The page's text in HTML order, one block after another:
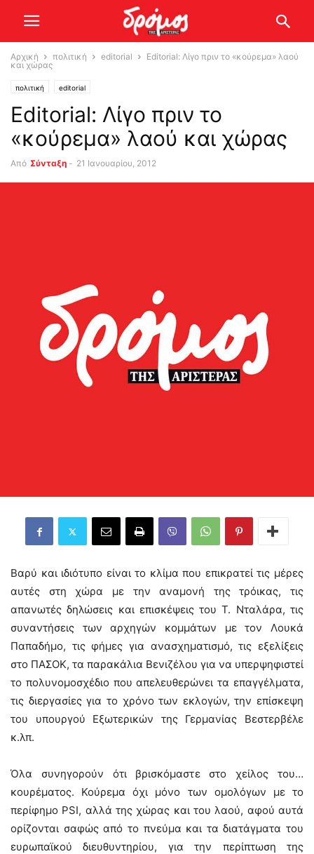
Αρχική πολιτική editorial
Editorial: Λίγο πριν το «κούρεμα» λαού
και χώρας
πολιτική editorial
Editorial: Λίγο πριν το
«κούρεμα» λαού και χώρας
Από Σύνταξη - 21 Ιανουαρίου, 2012
Βαρύ και ιδιότυπο είναι το κλίμα που επικρατεί τις μέρες
αυτές στη χώρα με την αναμονή της τρόικας, τις
απανωτές δηλώσεις και επισκέψεις του Τ. Νταλάρα, τις
συναντήσεις των αρχηγών κομμάτων με τον Λουκά
Παπαδήμο, τις φήμες για ανασχηματισμό, τις εξελίξεις
στο ΠΑΣΟΚ, τα παρακάλια Βενιζέλου για να υπερψηφιστεί
το πολυνομοσχέδιο που απελευθερώνει τα επαγγέλματα,
τις διεργασίες για το χρόνο των εκλογών, την επίσκεψη
του υπουργού Εξωτερικών της Γερμανίας Βεστερβέλε
κ.λπ.
Όλα συνηγορούν ότι βρισκόμαστε στο χείλος του…
κουρέματος. Κούρεμα όχι μόνο των ομολόγων με το
περίφημο PSI, αλλά της χώρας και του λαού, αφού αυτά
ορίζονται σαφώς από το πνεύμα και τα διατάγματα του
ευρωπαϊκού διευθυντηρίου, για την περίπτωση της